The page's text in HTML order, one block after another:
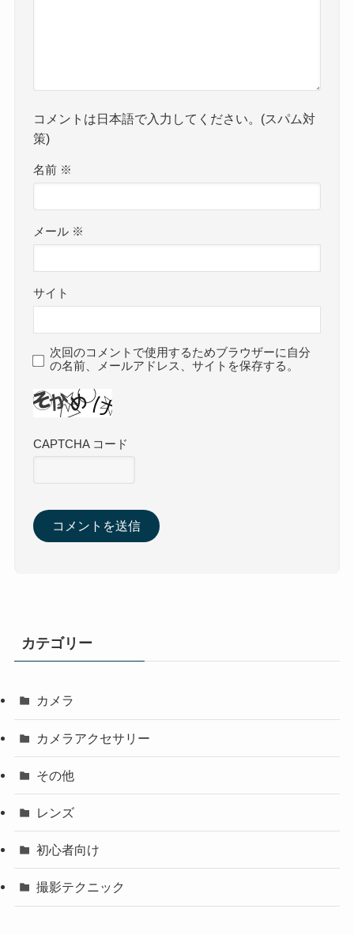
コメントは日本語で入力してください。(スパム対
策)
名前 ※
メール ※
サイト
次回のコメントで使用するためブラウザーに自分
の名前、メールアドレス、サイトを保存する。
CAPTCHA コード
カテゴリー
カメラ
カメラアクセサリー
その他
レンズ
初心者向け
撮影テクニック